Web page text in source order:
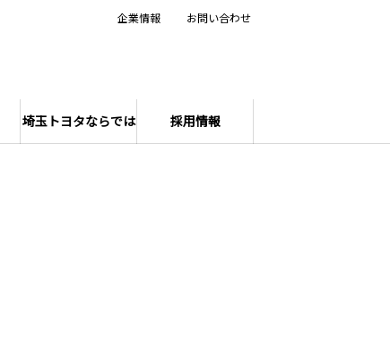
埼玉トヨタならでは 採用情報
企業情報 お問い合わせ